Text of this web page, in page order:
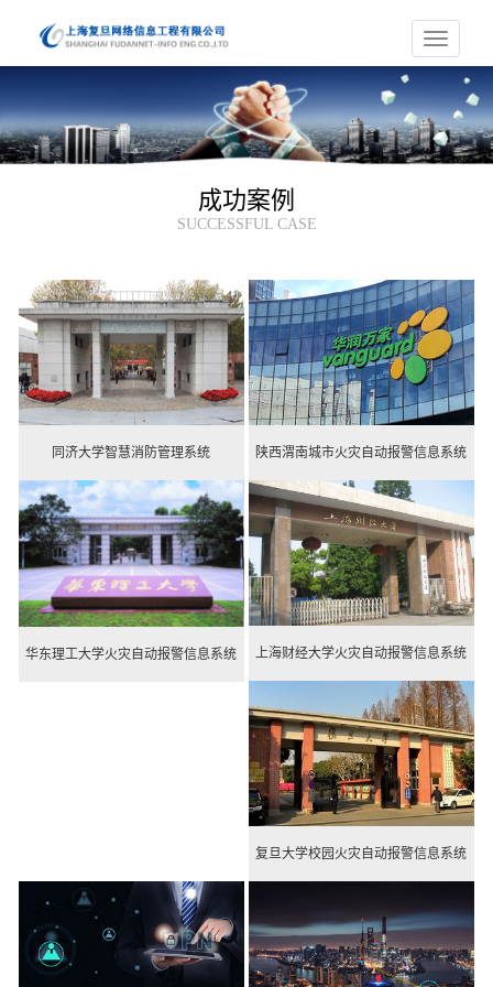
Toggle
navigation
成功案例
SUCCESSFUL CASE
同济大学智慧消防管理系统 陕西渭南城市火灾自动报警信息系统
华东理工大学火灾自动报警信息系统 上海财经大学火灾自动报警信息系统
复旦大学校园火灾自动报警信息系统